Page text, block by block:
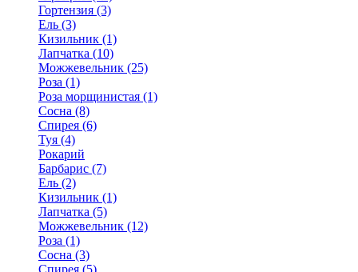
Гортензия (3)
Ель (3)
Кизильник (1)
Лапчатка (10)
Можжевельник (25)
Роза (1)
Роза морщинистая (1)
Сосна (8)
Спирея (6)
Туя (4)
Рокарий
Барбарис (7)
Ель (2)
Кизильник (1)
Лапчатка (5)
Можжевельник (12)
Роза (1)
Сосна (3)
Спирея (5)